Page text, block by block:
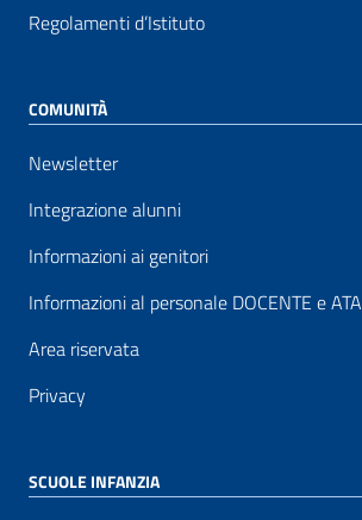
Regolamenti d’Istituto
COMUNITÀ
Newsletter
Integrazione alunni
Informazioni ai genitori
Informazioni al personale DOCENTE e ATA
Area riservata
Privacy
SCUOLE INFANZIA